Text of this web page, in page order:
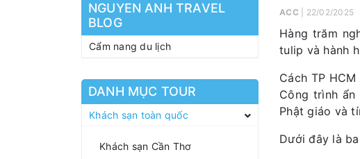
NGUYEN ANH TRAVEL
BLOG
Cẩm nang du lịch
DANH MỤC TOUR
Khách sạn toàn quốc
Khách sạn Cần Thơ
ACC | 22/02/2025
Hàng trăm
tulip và hành
Cách TP
Công trình
Phật giáo và
Dưới đây là